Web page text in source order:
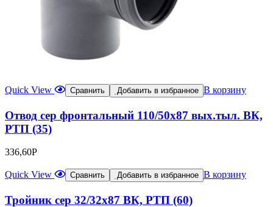
Quick View Сравнить Добавить в избранное В корзину
Отвод сер фронтальный 110/50х87 вых.тыл. ВК,
РТП (35)
336,60Р
Quick View Сравнить Добавить в избранное В корзину
Тройник сер 32/32х87 ВК, РТП (60)